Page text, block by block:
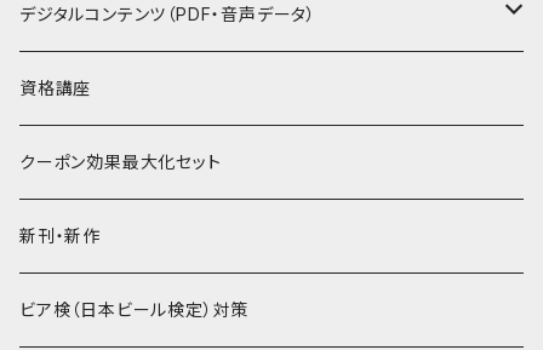
セット
デジタルコンテンツ（PDF・音声データ）
PDF
音声データ
PDF＋音声データ
資格講座
クーポン効果最大化セット
新刊・新作
ビア検（日本ビール検定）対策